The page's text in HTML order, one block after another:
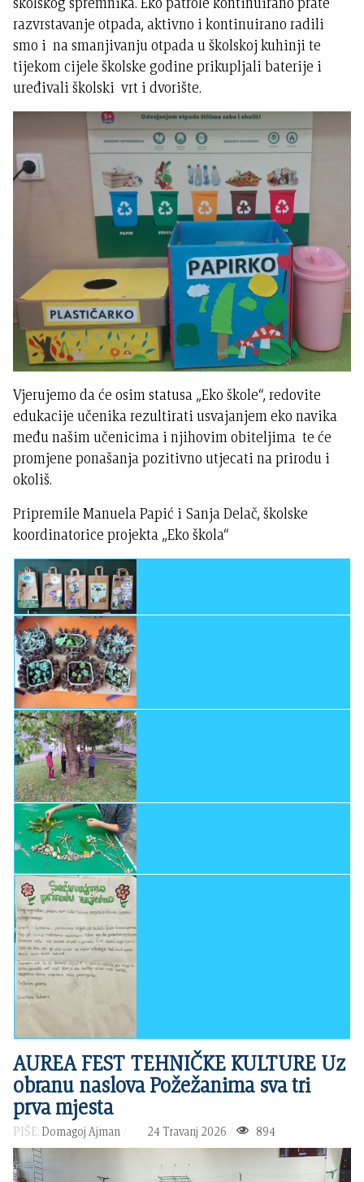
razvrstavanje otpada, aktivno i kontinuirano radili
smo i na smanjivanju otpada u školskoj kuhinji te
tijekom cijele školske godine prikupljali baterije i
uređivali školski vrt i dvorište.
Vjerujemo da će osim statusa „Eko škole“, redovite
edukacije učenika rezultirati usvajanjem eko navika
među našim učenicima i njihovim obiteljima te će
promjene ponašanja pozitivno utjecati na prirodu i
okoliš.
Pripremile Manuela Papić i Sanja Delač, školske
koordinatorice projekta „Eko škola“
AUREA FEST TEHNIČKE KULTURE Uz
obranu naslova Požežanima sva tri
prva mjesta
PIŠE: Domagoj Ajman 24 Travanj 2026 894